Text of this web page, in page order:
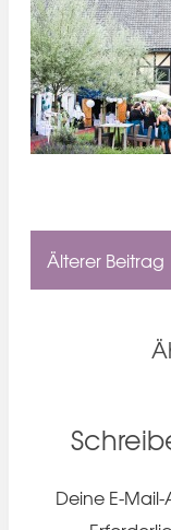
Älterer Beitrag
Deine E-